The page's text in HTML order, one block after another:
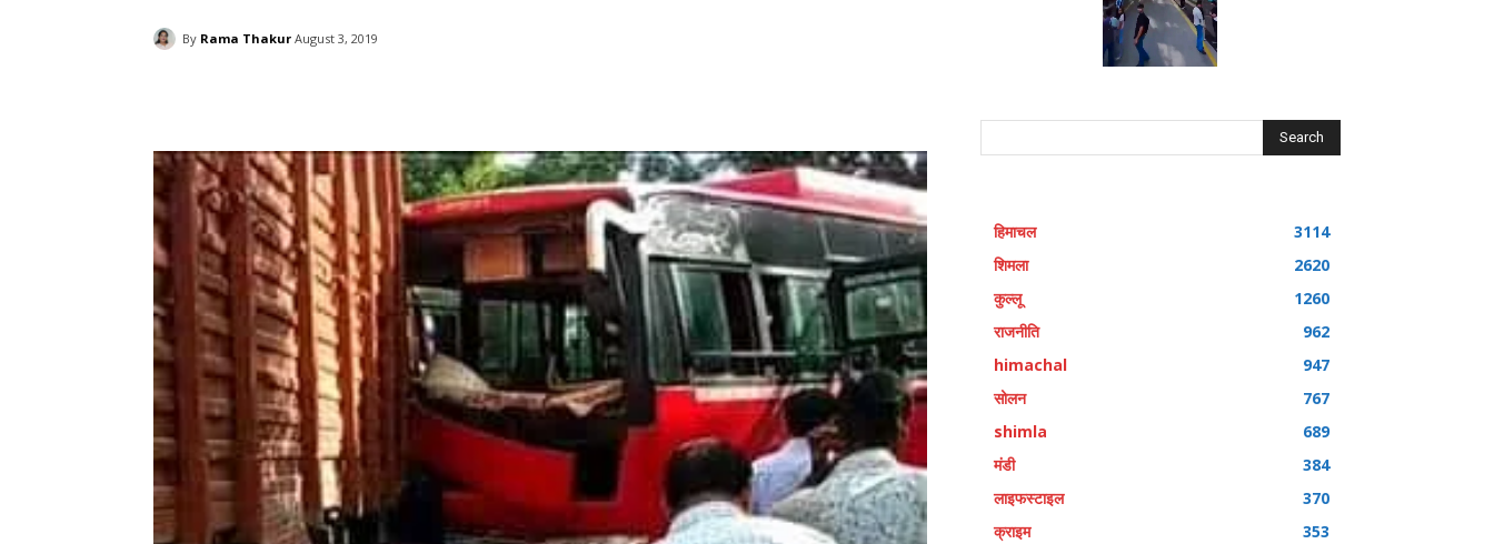
By Rama Thakur August 3, 2019
Search
हिमाचल
3114
शिमला
2620
कुल्लू
1260
राजनीति
962
himachal
947
सोलन
767
shimla
689
मंडी
384
लाइफस्टाइल
370
क्राइम
353